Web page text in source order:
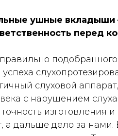
ушные вкладыши
перед
успеха
слуховой
с нарушением
а дальше дело за